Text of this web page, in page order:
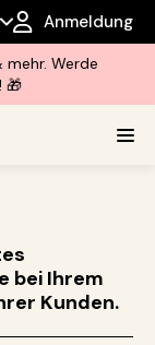
Anmeldung
mehr. Werde
! 🎁
bei Ihrem
Kunden.